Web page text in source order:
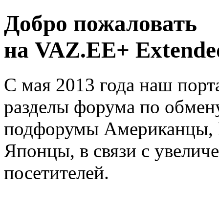
Добро пожаловать
на VAZ.EE+
С мая 2013 года наш
разделы форума по
подфорумы
Японцы, в связи с
посетителей.